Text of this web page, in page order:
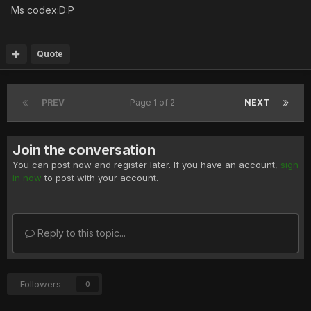
Ms codex:D:P
Quote
PREV NEXT
Page 1 of 2
Join the conversation
You can post now and register later. If you have an account, sign
in now to post with your account.
Reply to this topic...
Followers 0